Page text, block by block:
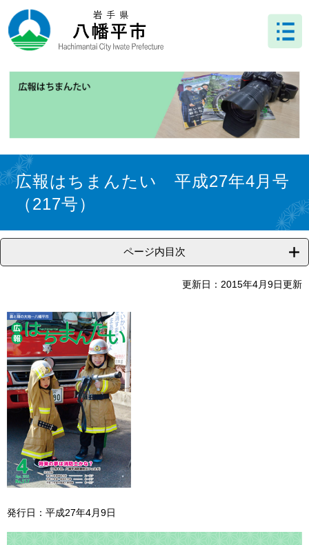
ー
ジ
ニ
ュ
文 広報はちまんたい 平成27年4月号
（217号）
ページ内目次
更新日：2015年4月9日更新
発行日：平成27年4月9日